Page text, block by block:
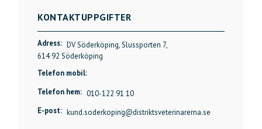
KONTAKTUPPGIFTER
Adress: DV Söderköping, Slussporten 7,
614 92 Söderköping
Telefon mobil:
Telefon hem: 010-122 91 10
E-post: kund.soderkoping@distriktsveterinarerna.se